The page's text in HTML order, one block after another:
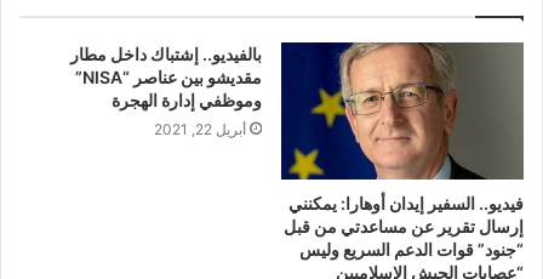
فيديو.. السفير إيدان أوهارا: يمكنني
إرسال تقرير عن مساعدتي من قبل
“جنود” قوات الدعم السريع وليس
“عصابات الجيش الإسلاميين
بالفيديو.. إشتباك داخل مطار
مقديشو بين عناصر “NISA”
وموظفي إدارة الهجرة
أبريل 22, 2021